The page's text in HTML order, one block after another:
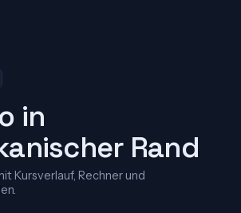
in
Rand
Kursverlauf, Rechner und